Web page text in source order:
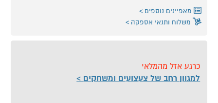
מאפיינים נוספים
משלוח ותנאי אספקה
כרגע אזל מהמלאי
למגוון רחב של צעצועים ומשחקים